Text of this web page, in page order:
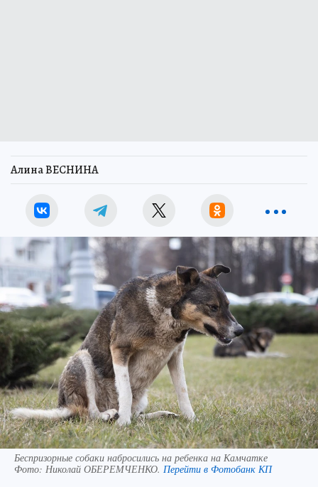
Алина ВЕСНИНА
Беспризорные собаки набросились на ребенка на Камчатке
Фото: Николай ОБЕРЕМЧЕНКО. Перейти в Фотобанк КП